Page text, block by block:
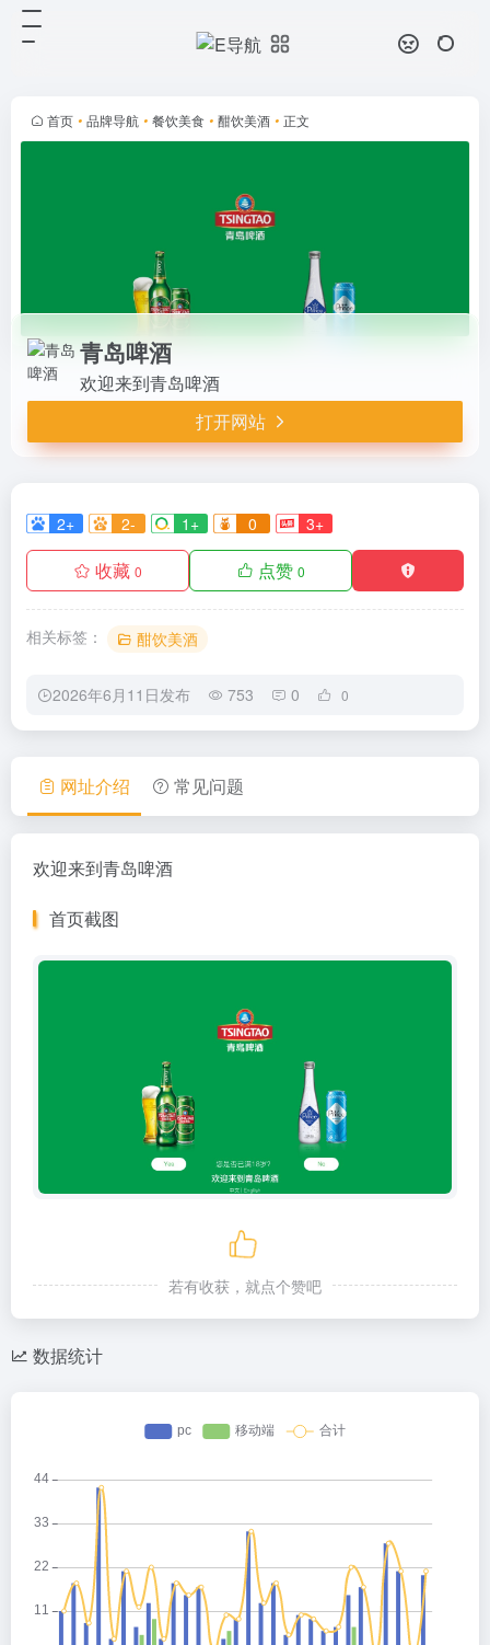
首页 • 品牌导航 • 餐饮美食 • 酣饮美酒 • 正文
青岛啤酒
欢迎来到青岛啤酒
打开网站
2+ 2- 1+ 0 3+
收藏 0 点赞 0
相关标签： 酣饮美酒
2026年6月11日发布 753 0 0
网址介绍 常见问题
欢迎来到青岛啤酒
首页截图
若有收获，就点个赞吧
数据统计